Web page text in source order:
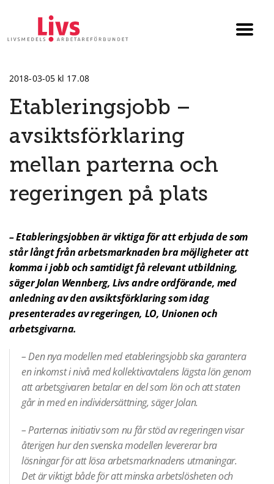
2018-03-05 kl 17.08
Etableringsjobb –
avsiktsförklaring
mellan parterna och
regeringen på plats
– Etableringsjobben är viktiga för att erbjuda de som
står långt från arbetsmarknaden bra möjligheter att
komma i jobb och samtidigt få relevant utbildning,
säger Jolan Wennberg, Livs andre ordförande, med
anledning av den avsiktsförklaring som idag
presenterades av regeringen, LO, Unionen och
arbetsgivarna.
– Den nya modellen med etableringsjobb ska garantera
en inkomst i nivå med kollektivavtalens lägsta lön genom
att arbetsgivaren betalar en del som lön och att staten
går in med en individersättning, säger Jolan.
– Parternas initiativ som nu får stöd av regeringen visar
återigen hur den svenska modellen levererar bra
lösningar för att lösa arbetsmarknadens utmaningar.
Det är viktigt både för att minska arbetslösheten och